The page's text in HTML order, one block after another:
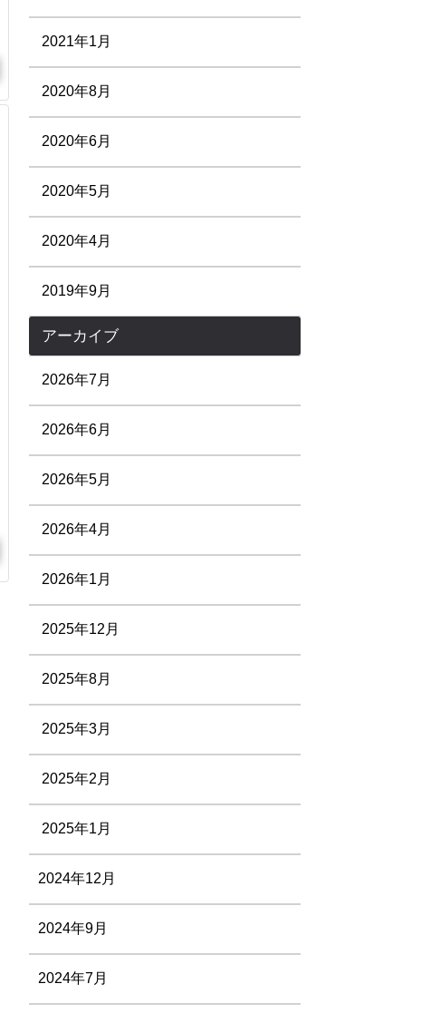
2021年1月
2020年8月
2020年6月
2020年5月
2020年4月
2019年9月
アーカイブ
2026年7月
2026年6月
2026年5月
2026年4月
2026年1月
2025年12月
2025年8月
2025年3月
2025年2月
2025年1月
2024年12月
2024年9月
2024年7月